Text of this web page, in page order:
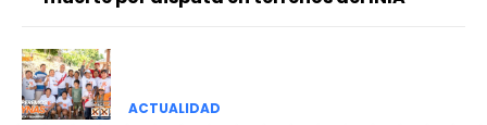
ACTUALIDAD